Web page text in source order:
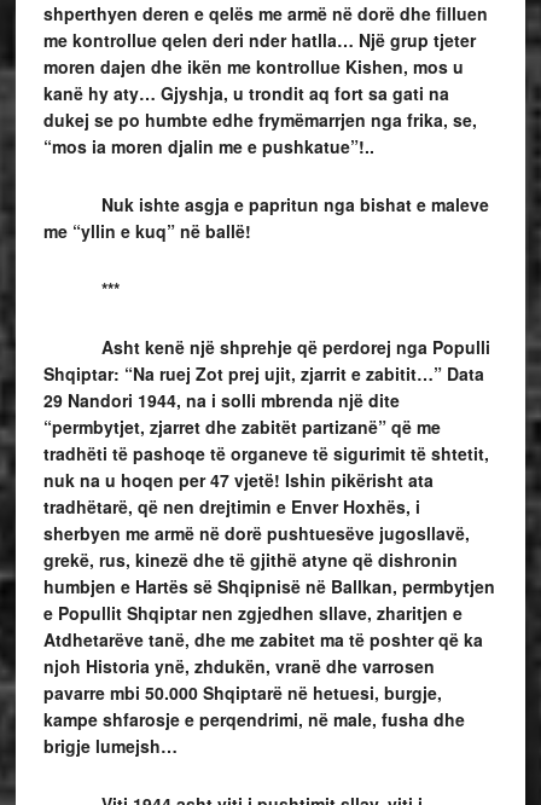
shperthyen deren e qelës me armë në dorë dhe filluen
me kontrollue qelen deri nder hatlla… Një grup tjeter
moren dajen dhe ikën me kontrollue Kishen, mos u
kanë hy aty… Gjyshja, u trondit aq fort sa gati na
dukej se po humbte edhe frymëmarrjen nga frika, se,
“mos ia moren djalin me e pushkatue”!..
Nuk ishte asgja e papritun nga bishat e maleve
me “yllin e kuq” në ballë!
***
Asht kenë një shprehje që perdorej nga Populli
Shqiptar: “Na ruej Zot prej ujit, zjarrit e zabitit…” Data
29 Nandori 1944, na i solli mbrenda një dite
“permbytjet, zjarret dhe zabitët partizanë” që me
tradhëti të pashoqe të organeve të sigurimit të shtetit,
nuk na u hoqen per 47 vjetë! Ishin pikërisht ata
tradhëtarë, që nen drejtimin e Enver Hoxhës, i
sherbyen me armë në dorë pushtuesëve jugosllavë,
grekë, rus, kinezë dhe të gjithë atyne që dishronin
humbjen e Hartës së Shqipnisë në Ballkan, permbytjen
e Popullit Shqiptar nen zgjedhen sllave, zharitjen e
Atdhetarëve tanë, dhe me zabitet ma të poshter që ka
njoh Historia ynë, zhdukën, vranë dhe varrosen
pavarre mbi 50.000 Shqiptarë në hetuesi, burgje,
kampe shfarosje e perqendrimi, në male, fusha dhe
brigje lumejsh…